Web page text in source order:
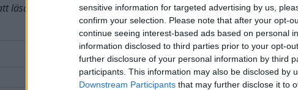
sensitive information for targeted advertising by us,
confirm your selection. Please note that after your opt-
continue seeing interest-based ads based on personal
information disclosed to third parties prior to your opt-
further disclosure of your personal information by third
participants. This information may also be disclosed by
Downstream Participants that may further disclose it to
läsa detta innehåll.